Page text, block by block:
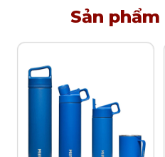
Bộ sản phẩm chuyên
loại thực phẩm như dưa cải
Tuy nhiên, tùy vào sở
biến đa dạng món ăn. Chỉ
đổ nước ngâm và đậy kín
những món ăn lên men
Sản